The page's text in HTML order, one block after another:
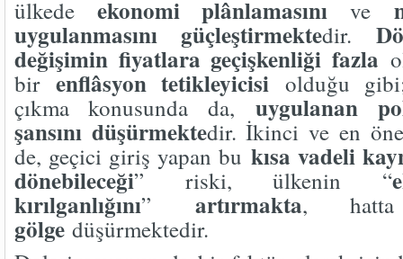
ülkedeekonomi plânlamasınıve
uygulanmasını güçleştirmektedir.
değişimin fiyatlara geçişkenliği fazla
bir enflâsyon tetikleyicisi olduğu
çıkma konusunda da,uygulanan
şansını düşürmektedir. İkinci ve en
de, geçici giriş yapan bu kısa vadeli
dönebileceği” riski, ülkenin “
kırılganlığını” artırmakta,
gölge düşürmektedir.